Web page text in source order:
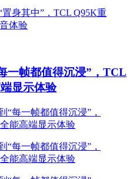
一帧都值得沉浸”，TCL
显示体验